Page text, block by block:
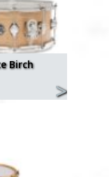
Birch